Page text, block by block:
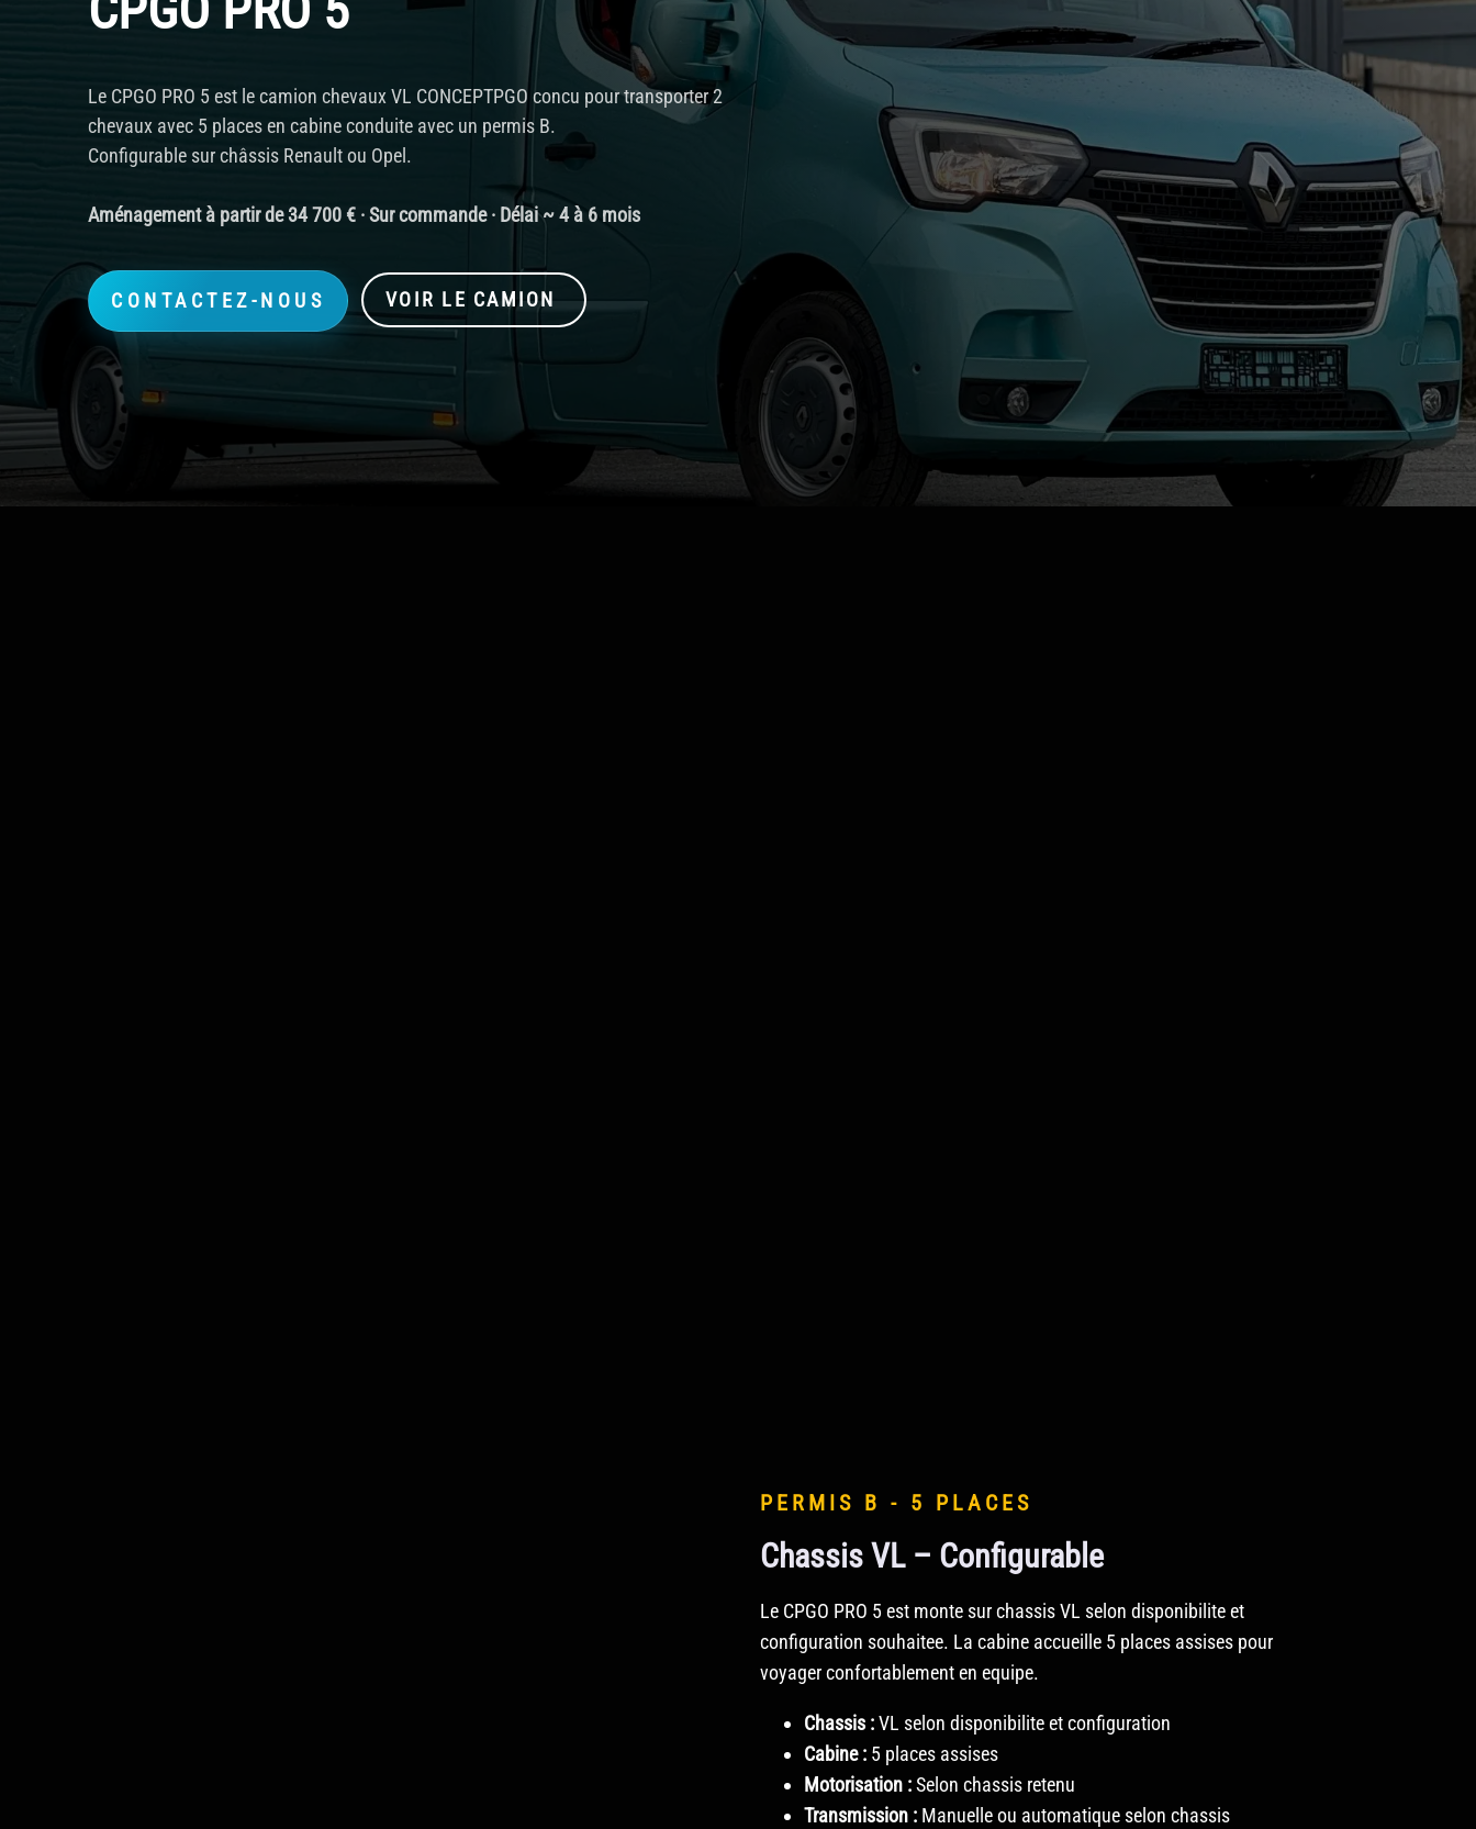
Le CPGO PRO 5 est le camion chevaux VL CONCEPTPGO concu pour transporter 2
chevaux avec 5 places en cabine conduite avec un permis B.
Configurable sur châssis Renault ou Opel.
Aménagement à partir de 34 700 € · Sur commande · Délai ~ 4 à 6 mois
CONTACTEZ-NOUS VOIR LE CAMION
PERMIS B - 5 PLACES
Chassis VL – Configurable
Le CPGO PRO 5 est monte sur chassis VL selon disponibilite et
configuration souhaitee. La cabine accueille 5 places assises pour
voyager confortablement en equipe.
Chassis :VL selon disponibilite et configuration
Cabine : 5 places assises
Motorisation :Selon chassis retenu
Transmission : Manuelle ou automatique selon chassis